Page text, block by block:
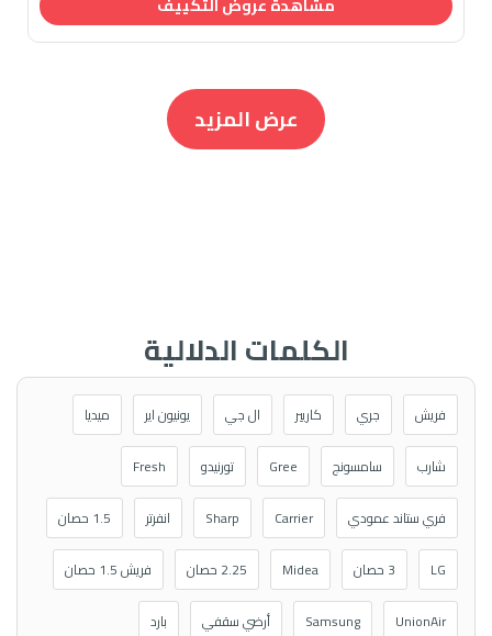
عرض المزيد
الكلمات الدلالية
فريش جري كاريير ال جي يونيون اير ميديا
شارب سامسونج Gree تورنيدو Fresh
فري ستاند عمودي Carrier
Sharp انفرتر 1.5 حصان
LG 3 حصان Midea 2.25 حصان فريش 1.5 حصان
UnionAir
Samsung أرضي سقفي بارد